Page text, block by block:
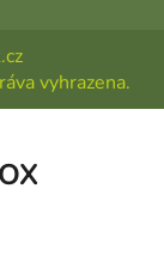
vyhrazena.